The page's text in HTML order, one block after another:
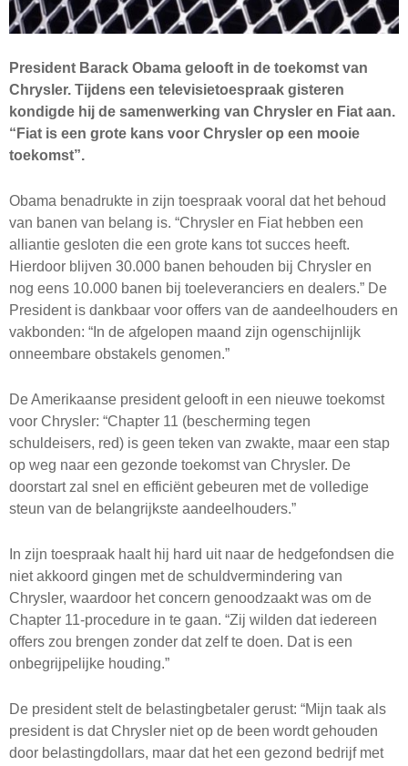
President Barack Obama gelooft in de toekomst van
Chrysler. Tijdens een televisietoespraak gisteren
kondigde hij de samenwerking van Chrysler en Fiat aan.
“Fiat is een grote kans voor Chrysler op een mooie
toekomst”.
Obama benadrukte in zijn toespraak vooral dat het behoud
van banen van belang is. “Chrysler en Fiat hebben een
alliantie gesloten die een grote kans tot succes heeft.
Hierdoor blijven 30.000 banen behouden bij Chrysler en
nog eens 10.000 banen bij toeleveranciers en dealers.” De
President is dankbaar voor offers van de aandeelhouders en
vakbonden: “In de afgelopen maand zijn ogenschijnlijk
onneembare obstakels genomen.”
De Amerikaanse president gelooft in een nieuwe toekomst
voor Chrysler: “Chapter 11 (bescherming tegen
schuldeisers, red) is geen teken van zwakte, maar een stap
op weg naar een gezonde toekomst van Chrysler. De
doorstart zal snel en efficiënt gebeuren met de volledige
steun van de belangrijkste aandeelhouders.”
In zijn toespraak haalt hij hard uit naar de hedgefondsen die
niet akkoord gingen met de schuldvermindering van
Chrysler, waardoor het concern genoodzaakt was om de
Chapter 11-procedure in te gaan. “Zij wilden dat iedereen
offers zou brengen zonder dat zelf te doen. Dat is een
onbegrijpelijke houding.”
De president stelt de belastingbetaler gerust: “Mijn taak als
president is dat Chrysler niet op de been wordt gehouden
door belastingdollars, maar dat het een gezond bedrijf met